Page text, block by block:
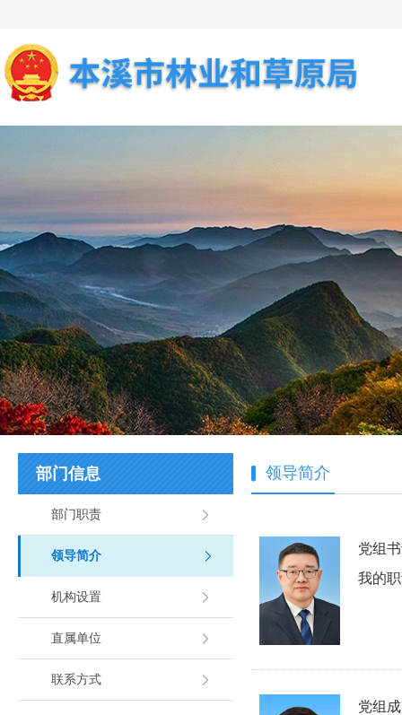
部门信息
部门职责
领导简介
机构设置
直属单位
联系方式
领导简介
党组
我的
党组